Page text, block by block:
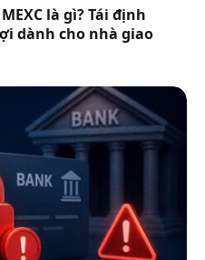
là gì? Tái định
dành cho nhà giao